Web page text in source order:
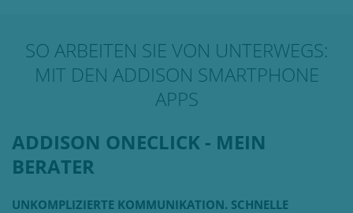
SO ARBEITEN SIE VON UNTERWEGS:
MIT DEN ADDISON SMARTPHONE
APPS
ADDISON ONECLICK - MEIN
BERATER
UNKOMPLIZIERTE KOMMUNIKATION. SCHNELLE